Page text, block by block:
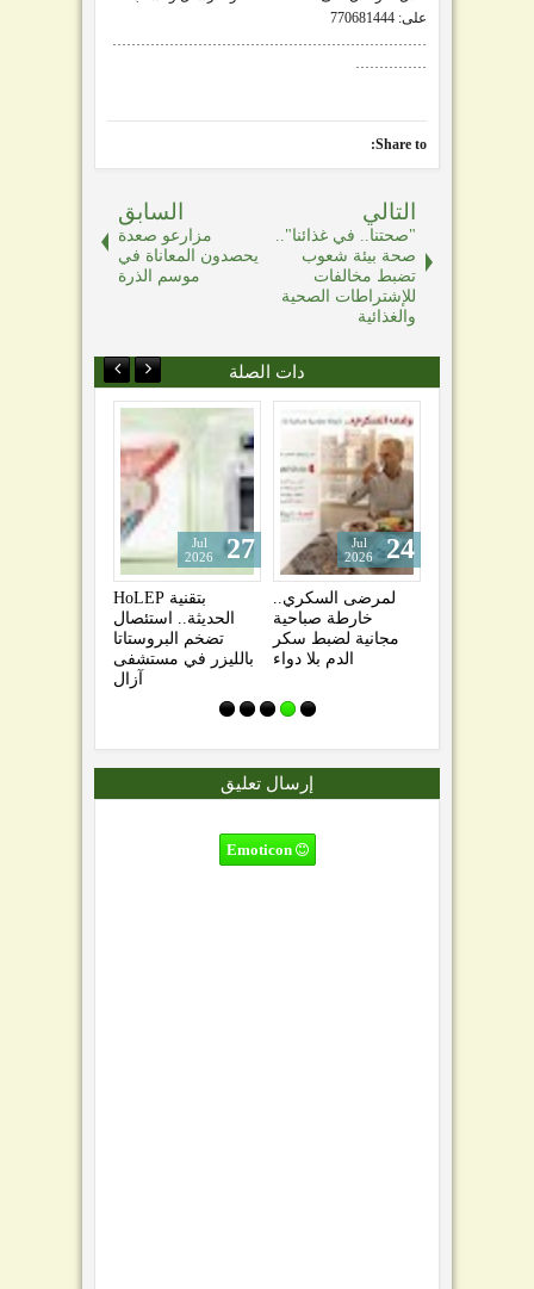
على: 770681444
Share to:
التالي
"صحتنا.. في غذائنا"..
صحة بيئة شعوب
تضبط مخالفات
للإشتراطات الصحية
والغذائية
السابق
مزارعو صعدة
يحصدون المعاناة في
موسم الذرة
دات الصلة
بتقنية HoLEP
الحديثة.. استئصال
تضخم البروستاتا
بالليزر في مستشفى
آزال
27
Jul
2026
لمرضى السكري..
خارطة صباحية
مجانية لضبط سكر
الدم بلا دواء
24
Jul
2026
إرسال تعليق
Emoticon